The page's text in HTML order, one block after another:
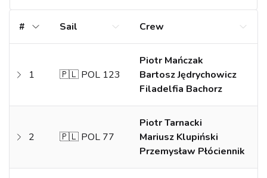
# Sail Crew
1 🇵🇱 POL 123
Piotr Mańczak
Bartosz Jędrychowicz
Filadelfia Bachorz
2 🇵🇱 POL 77
Piotr Tarnacki
Mariusz Klupiński
Przemysław Płóciennik